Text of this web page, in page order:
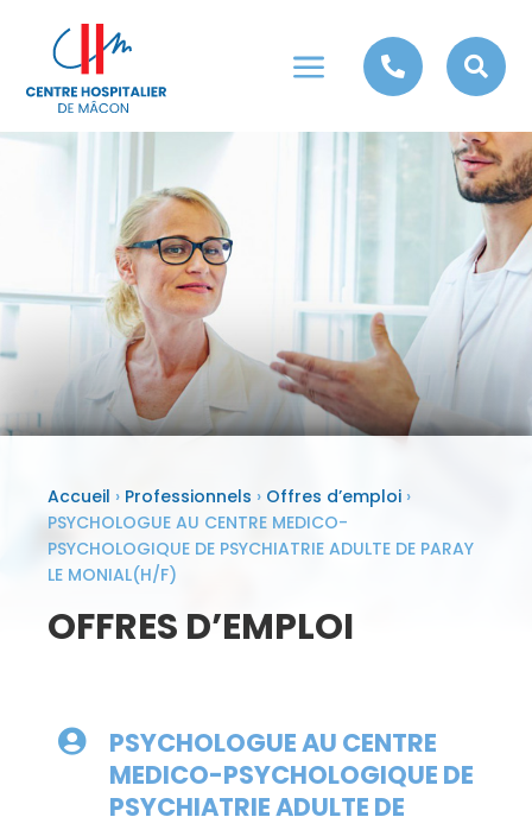
a  
Accueil › Professionnels › Offres d’emploi ›
PSYCHOLOGUE AU CENTRE MEDICO-
PSYCHOLOGIQUE DE PSYCHIATRIE ADULTE DE PARAY
LE MONIAL(H/F)
OFFRES D’EMPLOI

PSYCHOLOGUE AU CENTRE
MEDICO-PSYCHOLOGIQUE DE
PSYCHIATRIE ADULTE DE